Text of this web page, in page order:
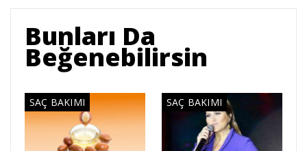
Bunları Da
Beğenebilirsin
SAÇ BAKIMI SAÇ BAKIMI